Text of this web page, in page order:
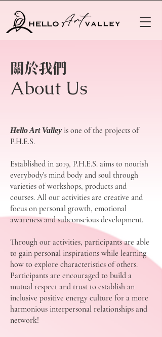
​關於我們
About Us
Hello Art Valley is one of the projects of
P.H.E.S.
Established in 2019, P.H.E.S. aims to nourish
everybody's mind body and soul through
varieties of workshops, products and
courses. All our activities are creative and
focus on personal growth, emotional
awareness and subconscious development.
Through our activities, participants are able
to gain personal inspirations while learning
how to explore characteristics of others.
Participants are encouraged to build a
mutual respect and trust to establish an
inclusive positive energy culture for a more
harmonious interpersonal relationships and
network!